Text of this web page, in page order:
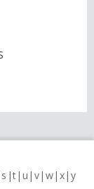
s t u v w x y